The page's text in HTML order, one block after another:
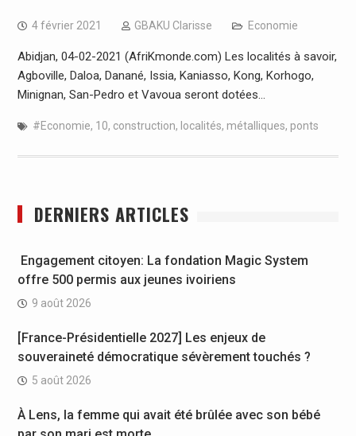
4 février 2021 GBAKU Clarisse Economie
Abidjan, 04-02-2021 (AfriKmonde.com) Les localités à savoir,
Agboville, Daloa, Danané, Issia, Kaniasso, Kong, Korhogo,
Minignan, San-Pedro et Vavoua seront dotées…
#Economie, 10, construction, localités, métalliques, ponts
DERNIERS ARTICLES
Engagement citoyen: La fondation Magic System
offre 500 permis aux jeunes ivoiriens
9 août 2026
[France-Présidentielle 2027] Les enjeux de
souveraineté démocratique sévèrement touchés ?
5 août 2026
À Lens, la femme qui avait été brûlée avec son bébé